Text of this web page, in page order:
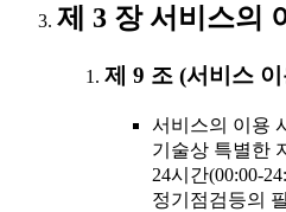
제 3 장 서비스의
제 9 조 (서비스
서비스의 이용
기술상 특별한
24시간(00:00-
정기점검등의